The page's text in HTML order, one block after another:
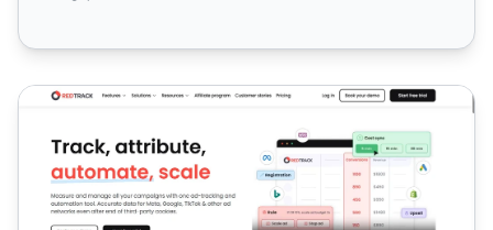
Programa de afiliados de Redtrack